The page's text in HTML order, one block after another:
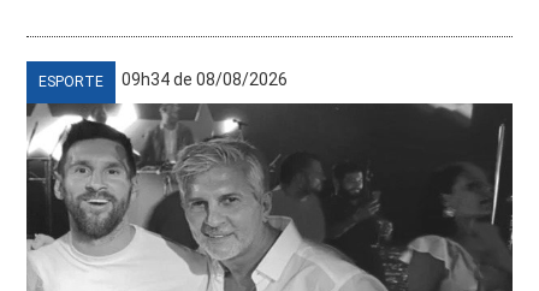
ESPORTE 09h34 de 08/08/2026